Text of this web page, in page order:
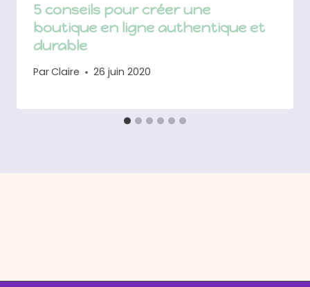
5 conseils pour créer une
boutique en ligne authentique et
durable
ParClaire 26 juin 2020